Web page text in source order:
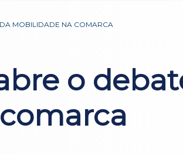
MOBILIDADE NA COMARCA
o